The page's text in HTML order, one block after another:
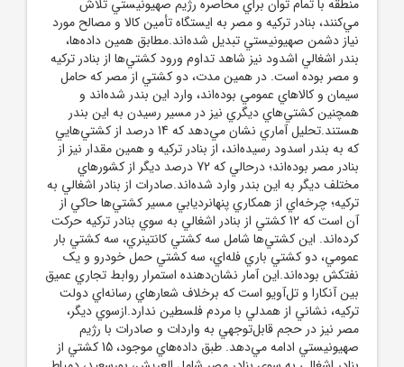
منطقه با تمام توان براي محاصره رژيم صهيونيستي تلاش
مي‌کنند، بنادر ترکيه و مصر به ايستگاه تأمين کالا و مصالح مورد
نياز دشمن صهيونيستي تبديل شده‌اند.مطابق همين داده‌ها،
بندر اشغالي اشدود نيز شاهد تداوم ورود کشتي‌ها از بنادر ترکيه
و مصر بوده است. در همين مدت، دو کشتي از مصر که حامل
سيمان و کالاهاي عمومي بوده‌اند، وارد اين بندر شده‌اند و
همچنين کشتي‌هاي ديگري نيز در مسير رسيدن به اين بندر
هستند.تحليل آماري نشان مي‌دهد که 14 درصد از کشتي‌هايي
که به بندر اسدود رسيده‌اند، از بنادر ترکيه و همين مقدار نيز از
بنادر مصر بوده‌اند؛ درحالي که 72 درصد ديگر از کشورهاي
مختلف ديگر به اين بندر وارد شده‌اند.صادرات از بنادر اشغالي به
ترکيه؛ چرخه‌اي از همکاري پنهانرديابي مسير کشتي‌ها حاکي از
آن است که 12 کشتي از بنادر اشغالي به سوي بنادر ترکيه حرکت
کرده‌اند. اين کشتي‌ها شامل سه کشتي کانتينري، سه کشتي بار
عمومي، دو کشتي باري فله‌اي، سه کشتي حمل خودرو و يک
نفتکش بوده‌اند.اين آمار نشان‌دهنده استمرار روابط تجاري عميق
بين آنکارا و تل‌آويو است که برخلاف شعارهاي رسانه‌اي دولت
ترکيه، نشاني از همدلي با مردم فلسطين ندارد.ازسوي ديگر،
مصر نيز در حجم قابل‌توجهي به واردات و صادرات با رژيم
صهيونيستي ادامه مي‌دهد. طبق داده‌هاي موجود، 15 کشتي از